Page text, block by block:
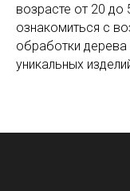
возрасте от 20 до
ознакомиться с
обработки дерева
уникальных